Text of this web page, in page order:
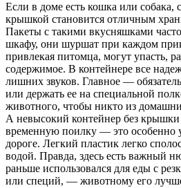
Если в доме есть кошка или собака,
крышкой становится отличным
Пакеты с такими вкусняшками
шкафу, они шуршат при каждом
привлекая питомца, могут упасть,
содержимое. В контейнере все
лишних звуков. Главное —
или держать ее на специальной
животного, чтобы никто из
А невысокий контейнер без крышки
временную поилку — это особенно
дороге. Легкий пластик легко
водой. Правда, здесь есть важный
раньше использовался для еды с
или специй, — животному его